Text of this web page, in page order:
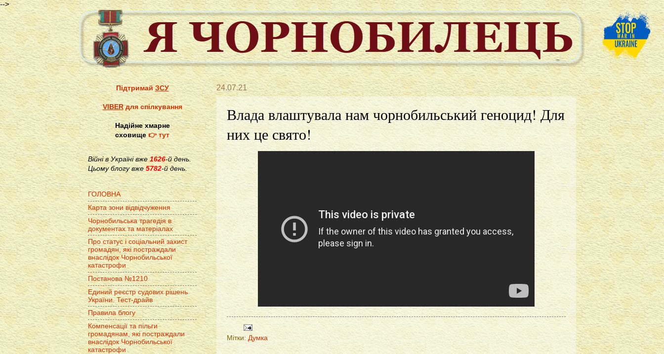
-->
24.07.21
Влада влаштувала нам чорнобильський геноцид! Для
них це свято!
Мітки: Думка
ПідтримайЗСУ
VIBERдля спілкування
Надійне хмарне
сховище👉 тут
Війні в Україні вже1626-й день.
Цьому блогу вже 5782-й день.
ГОЛОВНА
Карта зони відвідчуження
Чорнобильська трагедія в
документах та матеріалах
Про статус і соціальний захист
громадян, які постраждали
внаслідок Чорнобильської
катастрофи
Постанова №1210
Единий реєстр судових рішень
України. Тест-драйв
Правила блогу
Компенсації та пільги
громадянам, які постраждали
внаслідок Чорнобильської
катастрофи